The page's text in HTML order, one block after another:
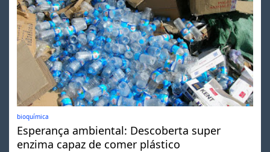
bioquímica
Esperança ambiental: Descoberta super
enzima capaz de comer plástico